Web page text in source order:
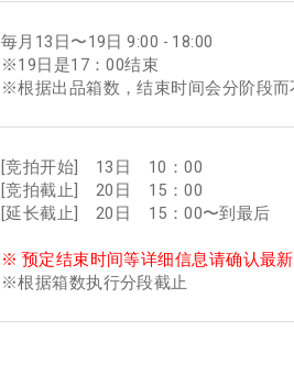
毎月13日〜19日 9:00 - 18:00
※19日是17：00结束
※根据出品箱数，结束时间会分阶段而
[竞拍开始] 13日 10：00
[竞拍截止] 20日 15：00
[延长截止] 20日 15：00〜到最后
※ 预定结束时间等详细信息请确认最
※根据箱数执行分段截止